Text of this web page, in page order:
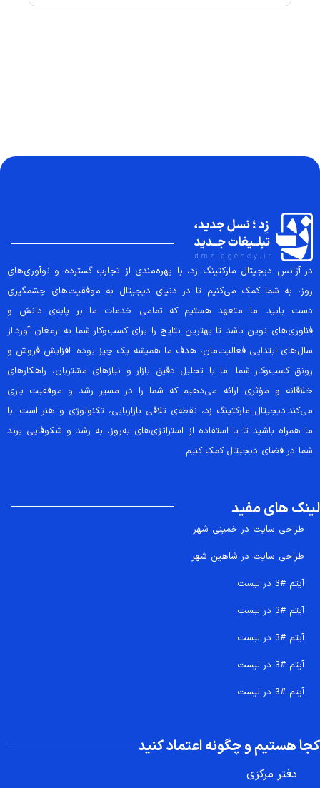
در آژانس دیجیتال مارکتینگ زد، با بهره‌مندی از تجارب گسترده و نوآوری‌های
روز، به شما کمک می‌کنیم تا در دنیای دیجیتال به موفقیت‌های چشمگیری
دست یابید. ما متعهد هستیم که تمامی خدمات ما بر پایه‌ی دانش و
فناوری‌های نوین باشد تا بهترین نتایج را برای کسب‌وکار شما به ارمغان آورد.از
سال‌های ابتدایی فعالیت‌مان، هدف ما همیشه یک چیز بوده: افزایش فروش و
رونق کسب‌وکار شما. ما با تحلیل دقیق بازار و نیازهای مشتریان، راهکارهای
خلاقانه و مؤثری ارائه می‌دهیم که شما را در مسیر رشد و موفقیت یاری
می‌کند.دیجیتال مارکتینگ زد، نقطه‌ی تلاقی بازاریابی، تکنولوژی و هنر است. با
ما همراه باشید تا با استفاده از استراتژی‌های به‌روز، به رشد و شکوفایی برند
شما در فضای دیجیتال کمک کنیم.
لینک های مفید
طراحی سایت در خمینی شهر
طراحی سایت در شاهین شهر
آیتم #3 در لیست
آیتم #3 در لیست
آیتم #3 در لیست
آیتم #3 در لیست
آیتم #3 در لیست
کجا هستیم و چگونه اعتماد کنید
دفتر مرکزی